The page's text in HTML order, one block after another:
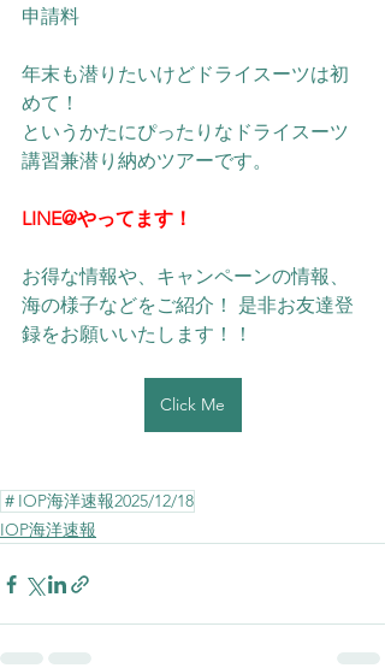
申請料
年末も潜りたいけどドライスーツは初
めて！
というかたにぴったりなドライスーツ
講習兼潜り納めツアーです。
LINE@やってます！
お得な情報や、キャンペーンの情報、
海の様子などをご紹介！ 是非お友達登
録をお願いいたします！！
Click Me
＃IOP海洋速報2025/12/18
IOP海洋速報